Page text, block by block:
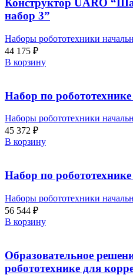
Конструктор UARO
набор 3”
Наборы робототехники
44 175 ₽
В корзину
Набор по
Наборы робототехники
45 372 ₽
В корзину
Набор по
Наборы робототехники
56 544 ₽
В корзину
Образовательное
робототехнике для